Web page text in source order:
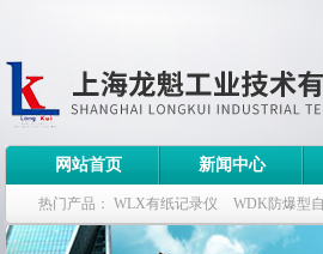
网站首页 新闻中心
热门产品： WLX有纸记录仪 WDK防爆型
WDK流量定量控制柜 WB-2100定量装车控